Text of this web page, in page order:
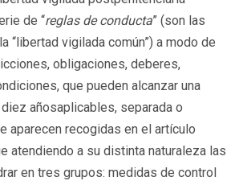
de “reglas de conducta” (son las
“libertad vigilada común”) a modo de
obligaciones, deberes,
que pueden alcanzar una
añosaplicables, separada o
aparecen recogidas en el artículo
atendiendo a su distinta naturaleza las
en tres grupos: medidas de control